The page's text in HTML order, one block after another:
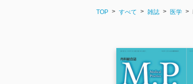
TOP すべて 雑誌 医学